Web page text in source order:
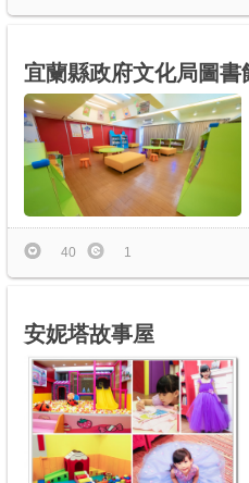
宜蘭縣政府文化局圖書
40 1
安妮塔故事屋